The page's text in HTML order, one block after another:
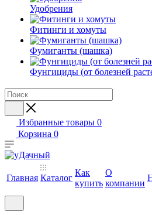
Удобрения
Фитинги и хомуты
Фумиганты (шашка)
Фунгициды (от болезней
Избранные товары 0
Корзина 0
Главная Каталог
Как
купить
О
компании